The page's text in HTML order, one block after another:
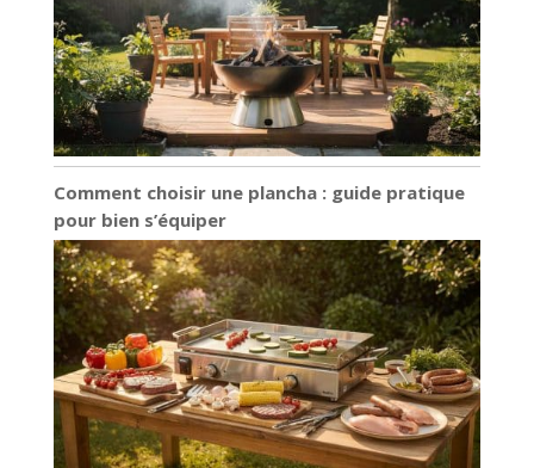
Comment choisir une plancha : guide pratique
pour bien s’équiper